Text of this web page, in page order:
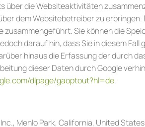
die Websiteaktivitäten
dem Websitebetreiber zu erbringen.
Sie können die
darauf hin, dass Sie in diesem
hinaus die Erfassung der durch
dieser Daten durch Google
dlpage/gaoptout?hl=de.
Menlo Park, California, United